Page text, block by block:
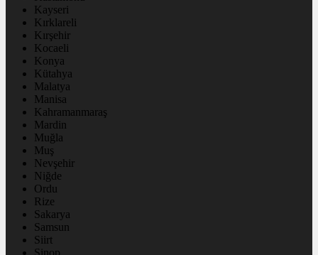
Kayseri
Kırklareli
Kırşehir
Kocaeli
Konya
Kütahya
Malatya
Manisa
Kahramanmaraş
Mardin
Muğla
Muş
Nevşehir
Niğde
Ordu
Rize
Sakarya
Samsun
Siirt
Sinop